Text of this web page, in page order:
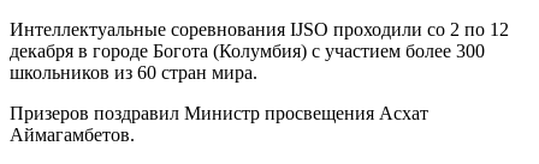
Интеллектуальные соревнования IJSO проходили со 2 по 12
декабря в городе Богота (Колумбия) с участием более 300
школьников из 60 стран мира.
Призеров поздравил Министр просвещения Асхат
Аймагамбетов.